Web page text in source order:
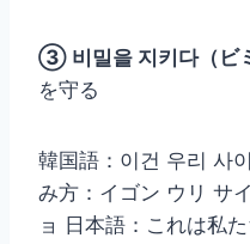
③ 비밀을 지키다（ビ
を守る
韓国語：이건 우리 사
み方：イゴン ウリ サ
ョ 日本語：これは私